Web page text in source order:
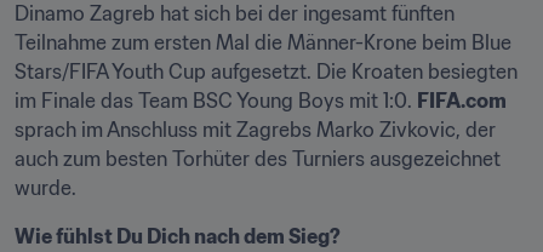
Dinamo Zagreb hat sich bei der ingesamt fünften
Teilnahme zum ersten Mal die Männer-Krone beim Blue
Stars/FIFA Youth Cup aufgesetzt. Die Kroaten besiegten
im Finale das Team BSC Young Boys mit 1:0. FIFA.com
sprach im Anschluss mit Zagrebs Marko Zivkovic, der
auch zum besten Torhüter des Turniers ausgezeichnet
wurde.
Wie fühlst Du Dich nach dem Sieg?